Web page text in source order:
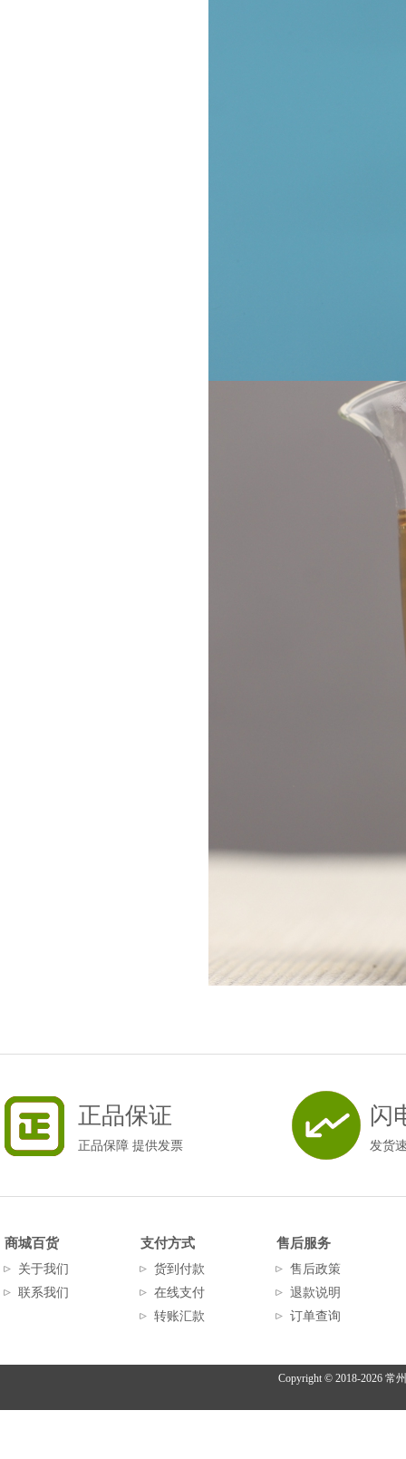
正品保证
正品保障 提供发票
闪
发货
商城百货
关于我们
联系我们
支付方式
货到付款
在线支付
转账汇款
售后服务
售后政策
退款说明
订单查询
Copyright © 2018-2026 常